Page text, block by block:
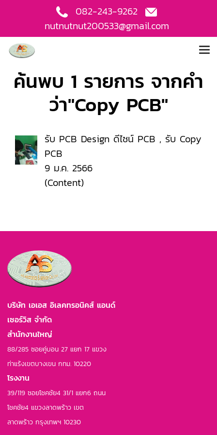
082-243-9262
nutnutnut200533@gmail.com
ค้นพบ 1 รายการ จากคำ
ว่า"Copy PCB"
รับ PCB Design ดีไซน์ PCB , รับ Copy
PCB
9 ม.ค. 2566
(Content)
บริษัท เอเอส อิเลคทรอนิคส์ แอนด์
เซอร์วิส จำกัด
สำนักงานใหญ่
88/285 ซอยคู่บอน 27 แยก 17 แขวง
ท่าแร้งเขตบางเขน กทม. 10220
โรงงาน
39/119 ซอยโชคชัย4 31/1 แยก6 ถนน
โชคชัย4 แขวงลาดพร้าว เขต
ลาดพร้าว กรุงเทพฯ 10230